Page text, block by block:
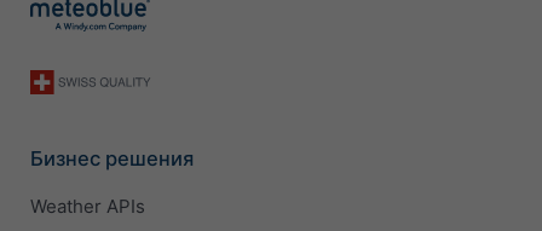
Бизнес решения
Weather APIs